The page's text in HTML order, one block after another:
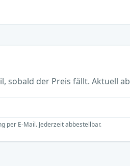
sobald der Preis fällt. Aktuell ab
per E-Mail. Jederzeit abbestellbar.